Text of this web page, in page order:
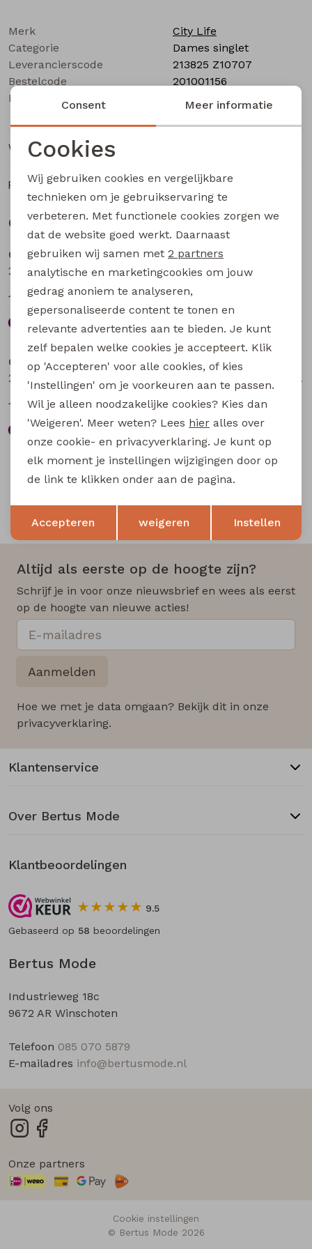
Bermuda's
Piraat broeken
Lange broeken
Merk
City Life
Categorie
Dames singlet
Leverancierscode
213825 Z10707
Bestelcode
201001156
Kleur
Winkelvoorraad
Ruilen en retourneren
Gerelateerde producten
City Life
205037 W20018 dames singlet Aubergine
12,74
16,99
City Life
11,24
Sale
City Life
11,24 14,99
City Life
206902 W20015 dames singlet Petrol
12,74 16,99
Snelle en betrouwbare levering
Altijd als eerste op de hoogte zijn?
Schrijf je in voor onze nieuwsbrief en wees als eerst
op de hoogte van nieuwe acties!
Aanmelden
Hoe we met je data omgaan? Bekijk dit in onze
privacyverklaring.
Bertus Mode
Industrieweg 18c
9672 AR Winschoten
Telefoon 085 070 5879
E-mailadres info@bertusmode.nl
Klantenservice
Over Bertus Mode
Klantbeoordelingen
9.5
Gebaseerd op 58 beoordelingen
Volg ons
Onze partners
Cookie instellingen
© Bertus Mode 2026
Noodzakelijke cookies
Analytische cookies
Marketing cookies
Terug Opslaan
Consent Meer informatie
Cookies
Wij gebruiken cookies en vergelijkbare
technieken om je gebruikservaring te
verbeteren. Met functionele cookies zorgen we
dat de website goed werkt. Daarnaast
gebruiken wij samen met 2 partners
analytische en marketingcookies om jouw
gedrag anoniem te analyseren,
gepersonaliseerde content te tonen en
relevante advertenties aan te bieden. Je kunt
zelf bepalen welke cookies je accepteert. Klik
op 'Accepteren' voor alle cookies, of kies
'Instellingen' om je voorkeuren aan te passen.
Wil je alleen noodzakelijke cookies? Kies dan
'Weigeren'. Meer weten? Lees hier alles over
onze cookie- en privacyverklaring. Je kunt op
elk moment je instellingen wijzigingen door op
de link te klikken onder aan de pagina.
Accepteren weigeren Instellen